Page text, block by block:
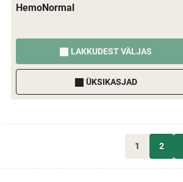
HemoNormal
LAKKUDEST VÄLJAS
ÜKSIKASJAD
1 2